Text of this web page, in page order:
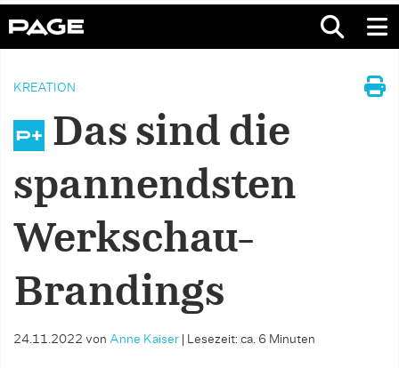
KREATION
Das sind die
spannendsten
Werkschau-
Brandings
24.11.2022 von Anne Kaiser Lesezeit: ca. 6 Minuten